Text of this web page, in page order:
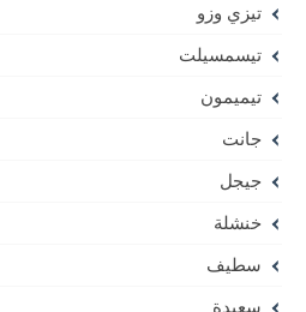
تيزي وزو
تيسمسيلت
تيميمون
جانت
جيجل
خنشلة
سطيف
سعيدة